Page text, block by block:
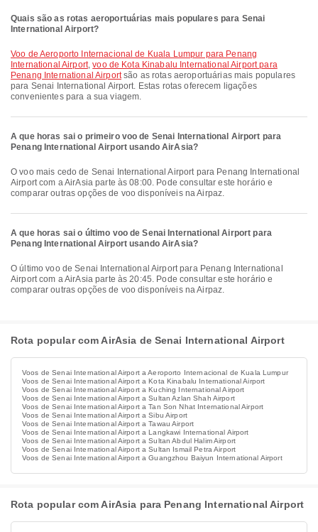
Quais são as rotas aeroportuárias mais populares para Senai
International Airport?
voo de Aeroporto Internacional de Kuala Lumpur para Penang
International Airport,voo de Kota Kinabalu International Airport para
Penang International Airportsão as rotas aeroportuárias mais populares
para Senai International Airport. Estas rotas oferecem ligações
convenientes para a sua viagem.
A que horas sai o primeiro voo de Senai International Airport para
Penang International Airport usando AirAsia?
O voo mais cedo de Senai International Airport para Penang International
Airport com a AirAsia parte às 08:00. Pode consultar este horário e
comparar outras opções de voo disponíveis na Airpaz.
A que horas sai o último voo de Senai International Airport para
Penang International Airport usando AirAsia?
O último voo de Senai International Airport para Penang International
Airport com a AirAsia parte às 20:45. Pode consultar este horário e
comparar outras opções de voo disponíveis na Airpaz.
Rota popular com AirAsia de Senai International Airport
Voos de Senai International Airport a Aeroporto Internacional de Kuala Lumpur
Voos de Senai International Airport a Kota Kinabalu International Airport
Voos de Senai International Airport a Kuching International Airport
Voos de Senai International Airport a Sultan Azlan Shah Airport
Voos de Senai International Airport a Tan Son Nhat International Airport
Voos de Senai International Airport a Sibu Airport
Voos de Senai International Airport a Tawau Airport
Voos de Senai International Airport a Langkawi International Airport
Voos de Senai International Airport a Sultan Abdul Halim Airport
Voos de Senai International Airport a Sultan Ismail Petra Airport
Voos de Senai International Airport a Guangzhou Baiyun International Airport
Rota popular com AirAsia para Penang International Airport